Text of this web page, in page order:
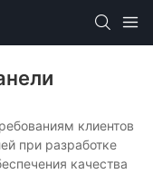
клиентов
при разработке
качества